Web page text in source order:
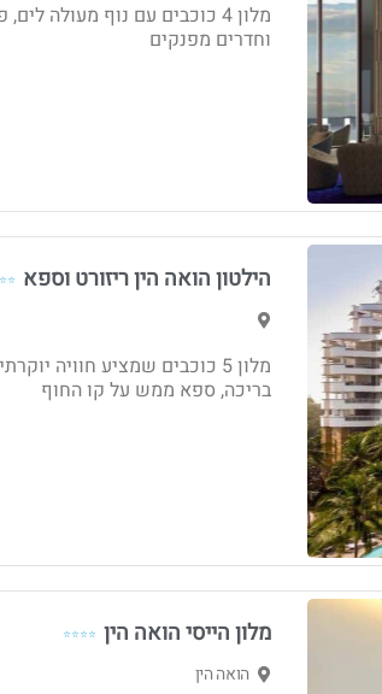
מלון 4 כוכבים עם נוף מעולה
וחדרים מפנקים
הילטון הואה הין ריזורט וספא
מלון 5 כוכבים שמציע חוויה
בריכה, ספא ממש על קו החוף
מלון הייסי הואה הין ⭐⭐⭐⭐
הואה הין